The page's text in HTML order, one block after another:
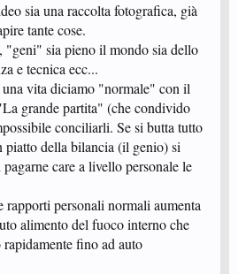
sia una raccolta fotografica, già
tante cose.
"geni" sia pieno il mondo sia dello
e tecnica ecc...
vita diciamo "normale" con il
grande partita" (che condivido
conciliarli. Se si butta tutto
piatto della bilancia (il genio) si
care a livello personale le
personali normali aumenta
alimento del fuoco interno che
fino ad auto